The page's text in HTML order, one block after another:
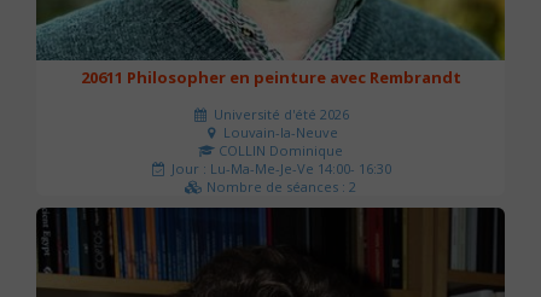
20611 Philosopher en peinture avec Rembrandt
Université d'été 2026
Louvain-la-Neuve
COLLIN Dominique
Jour : Lu-Ma-Me-Je-Ve 14:00- 16:30
Nombre de séances : 2
51 €